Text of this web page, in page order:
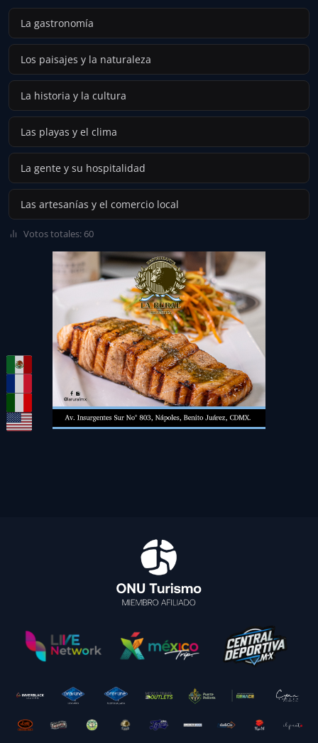
La gastronomía
Los paisajes y la naturaleza
La historia y la cultura
Las playas y el clima
La gente y su hospitalidad
Las artesanías y el comercio local
Votos totales: 60